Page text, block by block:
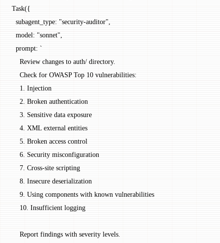
Task({
  subagent_type:
"security-auditor"
  model:
"sonnet"
  prompt:
`
    Review changes to auth/ directory.
    Check for OWASP Top 10 vulnerabilities:
    1. Injection
    2. Broken authentication
    3. Sensitive data exposure
    4. XML external entities
    5. Broken access control
    6. Security misconfiguration
    7. Cross-site scripting
    8. Insecure deserialization
    9. Using components with known vulnerabilities
    10. Insufficient logging
    Report findings with severity levels.